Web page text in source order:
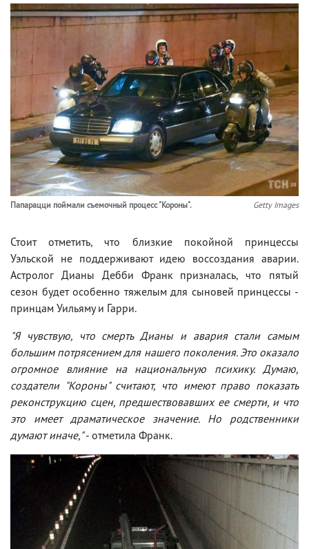
Папарацци поймали съемочный процесс "Короны". Getty Images
Стоит отметить, что близкие покойной принцессы
Уэльской не поддерживают идею воссоздания аварии.
Астролог Дианы Дебби Франк призналась, что пятый
сезон будет особенно тяжелым для сыновей принцессы -
принцам Уильяму и Гарри.
"Я чувствую, что смерть Дианы и авария стали самым
большим потрясением для нашего поколения. Это оказало
огромное влияние на национальную психику. Думаю,
создатели "Короны" считают, что имеют право показать
реконструкцию сцен, предшествовавших ее смерти, и что
это имеет драматическое значение. Но родственники
думают иначе,"- отметила Франк.